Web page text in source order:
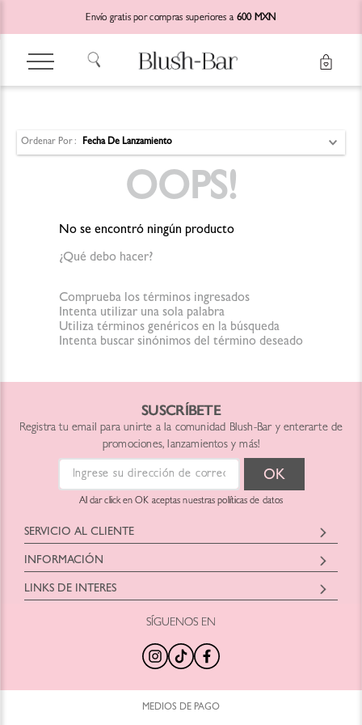
Envío gratis por compras superiores a 600 MXN
Ordenar Por Fecha De Lanzamiento
OOPS!
No se encontró ningún producto
¿Qué debo hacer?
Comprueba los términos ingresados
Intenta utilizar una sola palabra
Utiliza términos genéricos en la búsqueda
Intenta buscar sinónimos del término deseado
SUSCRÍBETE
Registra tu email para unirte a la comunidad Blush-Bar y enterarte de
promociones, lanzamientos y más!
Al dar click en OK aceptas nuestras políticas de datos
SERVICIO AL CLIENTE
Horario: Lunes a Viernes
9:00 am a 6:00pm
hola@blush-bar.com
INFORMACIÓN
Blush Bar Chile SPA
Representante: Christian Eduardo Fontecilla
Dirección: Nueva Costanera 3900
hola@blush-bar.com
LINKS DE INTERES
¿Qué es Blush-Bar?
Nuestras Tiendas
Trabaja con Nosotros
Regalos por Compra
Tamaños Minis
SÍGUENOS EN
MEDIOS DE PAGO